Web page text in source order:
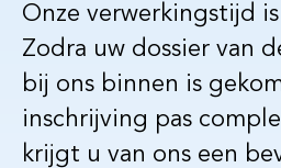
Onze verwerkingstijd
Zodra uw dossier van
bij ons binnen is
inschrijving pas
krijgt u van ons een